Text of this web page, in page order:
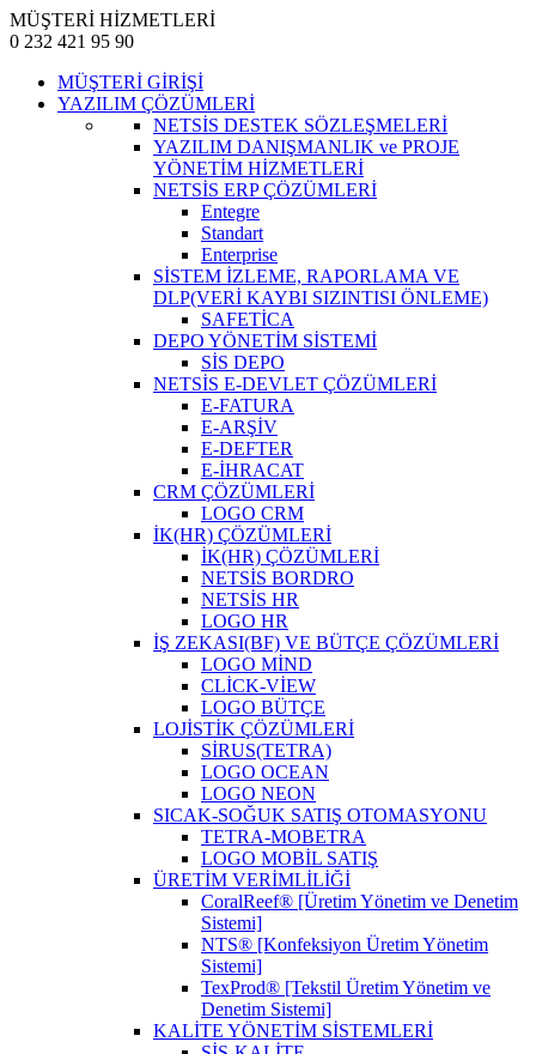
MÜŞTERİ HİZMETLERİ
0 232 421 95 90
MÜŞTERİ GİRİŞİ
YAZILIM ÇÖZÜMLERİ
NETSİS DESTEK SÖZLEŞMELERİ
YAZILIM DANIŞMANLIK ve PROJE
YÖNETİM HİZMETLERİ
NETSİS ERP ÇÖZÜMLERİ
Entegre
Standart
Enterprise
SİSTEM İZLEME, RAPORLAMA VE
DLP(VERİ KAYBI SIZINTISI ÖNLEME)
SAFETİCA
DEPO YÖNETİM SİSTEMİ
SİS DEPO
NETSİS E-DEVLET ÇÖZÜMLERİ
E-FATURA
E-ARŞİV
E-DEFTER
E-İHRACAT
CRM ÇÖZÜMLERİ
LOGO CRM
İK(HR) ÇÖZÜMLERİ
İK(HR) ÇÖZÜMLERİ
NETSİS BORDRO
NETSİS HR
LOGO HR
İŞ ZEKASI(BF) VE BÜTÇE ÇÖZÜMLERİ
LOGO MİND
CLİCK-VİEW
LOGO BÜTÇE
LOJİSTİK ÇÖZÜMLERİ
SİRUS(TETRA)
LOGO OCEAN
LOGO NEON
SICAK-SOĞUK SATIŞ OTOMASYONU
TETRA-MOBETRA
LOGO MOBİL SATIŞ
ÜRETİM VERİMLİLİĞİ
CoralReef® [Üretim Yönetim ve Denetim
Sistemi]
NTS® [Konfeksiyon Üretim Yönetim
Sistemi]
TexProd® [Tekstil Üretim Yönetim ve
Denetim Sistemi]
KALİTE YÖNETİM SİSTEMLERİ